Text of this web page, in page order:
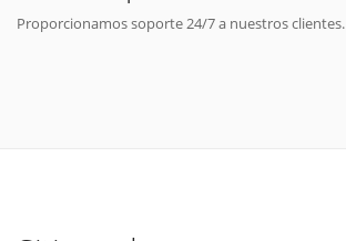
Proporcionamos soporte 24/7 a nuestros clientes.